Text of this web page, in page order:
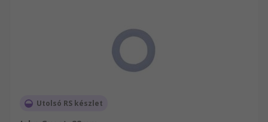
Utolsó RS készlet